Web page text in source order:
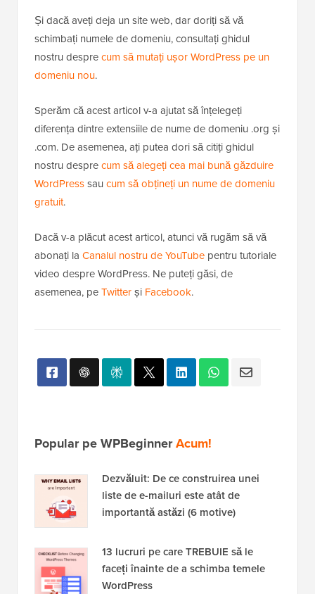
Și dacă aveți deja un site web, dar doriți să vă
schimbați numele de domeniu, consultați ghidul
nostru desprecum să mutați ușor WordPress pe un
domeniu nou.
Sperăm că acest articol v-a ajutat să înțelegeți
diferența dintre extensiile de nume de domeniu .org și
.com. De asemenea, ați putea dori să citiți ghidul
nostru desprecum să alegeți cea mai bună găzduire
WordPresssau cum să obțineți un nume de domeniu
gratuit.
Dacă v-a plăcut acest articol, atunci vă rugăm să vă
abonați la Canalul nostru de YouTube pentru tutoriale
video despre WordPress. Ne puteți găsi, de
asemenea, peTwitterși Facebook.
Popular pe WPBeginnerAcum!
Dezvăluit: De ce construirea unei
liste de e-mailuri este atât de
importantă astăzi (6 motive)
13 lucruri pe care TREBUIE să le
faceți înainte de a schimba temele
WordPress